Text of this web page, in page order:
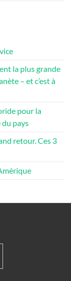
la plus grande
– et c’est à
pour la
pays
retour. Ces 3